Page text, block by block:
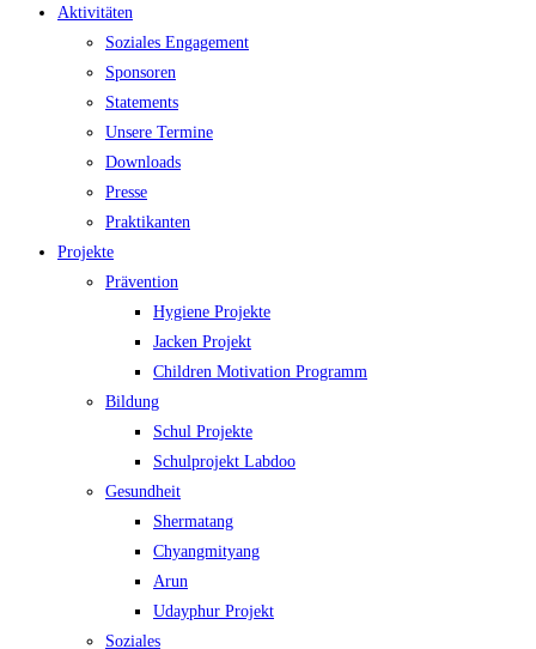
Aktivitäten
Soziales Engagement
Sponsoren
Statements
Unsere Termine
Downloads
Presse
Praktikanten
Projekte
Prävention
Hygiene Projekte
Jacken Projekt
Children Motivation Programm
Bildung
Schul Projekte
Schulprojekt Labdoo
Gesundheit
Shermatang
Chyangmityang
Arun
Udayphur Projekt
Soziales